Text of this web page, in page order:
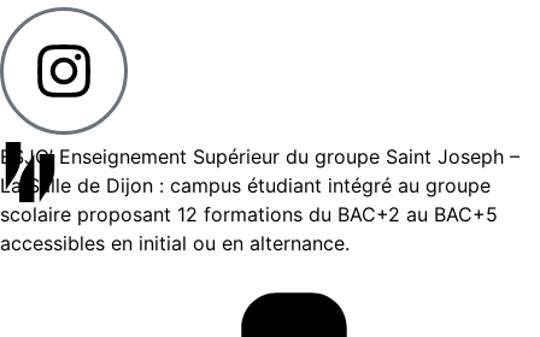
ESJO’ Enseignement Supérieur du groupe Saint Joseph –
La Salle de Dijon : campus étudiant intégré au groupe
scolaire proposant 12 formations du BAC+2 au BAC+5
accessibles en initial ou en alternance.